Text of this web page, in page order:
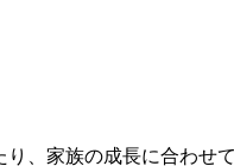
、家族の成長に合わせ